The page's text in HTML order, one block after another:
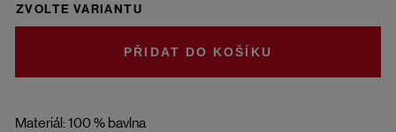
Materiál: 100 % bavlna
ZVOLTE VARIANTU
DO KOŠÍKU